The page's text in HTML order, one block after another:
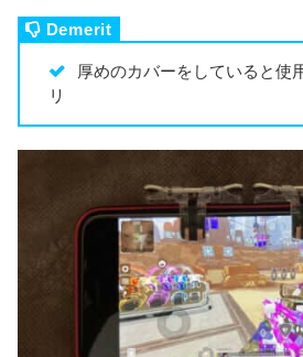
厚めのカバーをしていると使
リ